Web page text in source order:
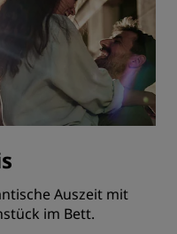
Auszeit mit
im Bett.